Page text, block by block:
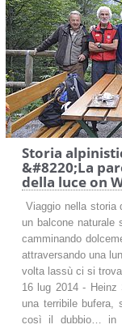
Storia
&#8220;La
della luce on
Viaggio nella storia
un balcone naturale
camminando
attraversando una
volta lassù ci si
16 lug 2014 - Heinz
una terribile bufera,
così il dubbio… in